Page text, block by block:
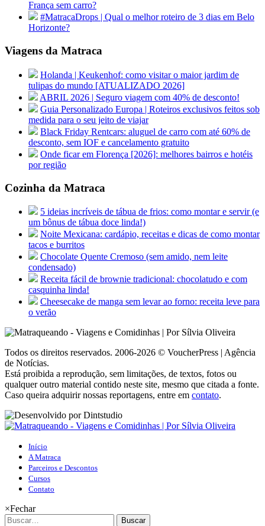
França sem carro?
#MatracaDrops | Qual o melhor roteiro de 3 dias em Belo
Horizonte?
Viagens da Matraca
Holanda | Keukenhof: como visitar o maior jardim de
tulipas do mundo [ATUALIZADO 2026]
ABRIL 2026 | Seguro viagem com 40% de desconto!
Guia Personalizado Europa | Roteiros exclusivos feitos sob
medida para o seu jeito de viajar
Black Friday Rentcars: aluguel de carro com até 60% de
desconto, sem IOF e cancelamento gratuito
Onde ficar em Florença [2026]: melhores bairros e hotéis
por região
Cozinha da Matraca
5 ideias incríveis de tábua de frios: como montar e servir (e
um bônus de tábua doce linda!)
Noite Mexicana: cardápio, receitas e dicas de como montar
tacos e burritos
Chocolate Quente Cremoso (sem amido, nem leite
condensado)
Receita fácil de brownie tradicional: chocolatudo e com
casquinha linda!
Cheesecake de manga sem levar ao forno: receita leve para
o verão
Todos os direitos reservados. 2006-2026 © VoucherPress | Agência
de Notícias.
Está proibida a reprodução, sem limitações, de textos, fotos ou
qualquer outro material contido neste site, mesmo que citada a fonte.
Caso queira adquirir nossas reportagens, entre em contato.
Início
A Matraca
Parceiros e Descontos
Cursos
Contato
×Fechar
Buscar